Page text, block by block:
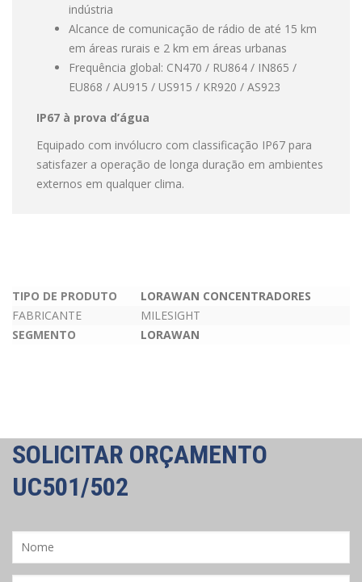
indústria
Alcance de comunicação de rádio de até 15 km
em áreas rurais e 2 km em áreas urbanas
Frequência global: CN470 / RU864 / IN865 /
EU868 / AU915 / US915 / KR920 / AS923
IP67 à prova d’água
Equipado com invólucro com classificação IP67 para
satisfazer a operação de longa duração em ambientes
externos em qualquer clima.
TIPO DE PRODUTO
LORAWAN CONCENTRADORES
FABRICANTE
MILESIGHT
SEGMENTO
LORAWAN
SOLICITAR ORÇAMENTO
UC501/502